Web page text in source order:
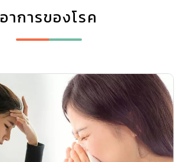
อาการของโรค